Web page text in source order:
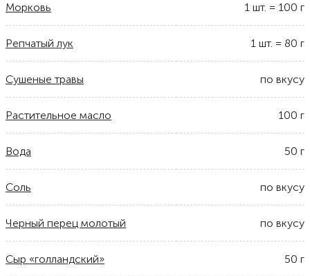
Морковь 1 шт. = 100 г
Репчатый лук 1 шт. = 80 г
Сушеные травы по вкусу
Растительное масло 100 г
Вода 50 г
Соль по вкусу
Черный перец молотый по вкусу
Сыр «голландский» 50 г